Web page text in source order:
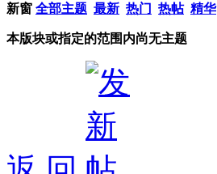
新窗 全部主题 最新 热门 热帖 精华
本版块或指定的范围内尚无主题